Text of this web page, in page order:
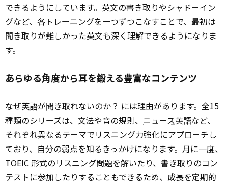
できるようにしています。英文の書き取りやシャドーイン
グなど、各トレーニングを一つずつこなすことで、最初は
聞き取りが難しかった英文も深く理解できるようになりま
す。
あらゆる角度から耳を鍛える豊富なコンテンツ
なぜ英語が聞き取れないのか？ には理由があります。全15
種類のシリーズは、文法や音の規則、 ニュース英語など、
それぞれ異なるテーマでリスニング力強化にアプローチし
ており、自分の弱点を知るきっかけになります。月に一度、
TOEIC 形式のリスニング問題を解いたり、書き取りのコン
テストに参加したりすることもできるため、成長を定期的